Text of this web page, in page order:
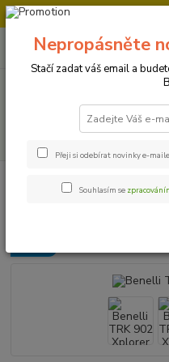
+420 728 500 481
Po-Pá 8:00 - 17:00
Nepropásněte
Stačí zadat váš email a
Přeji si odebírat novinky e-
Souhlasím se